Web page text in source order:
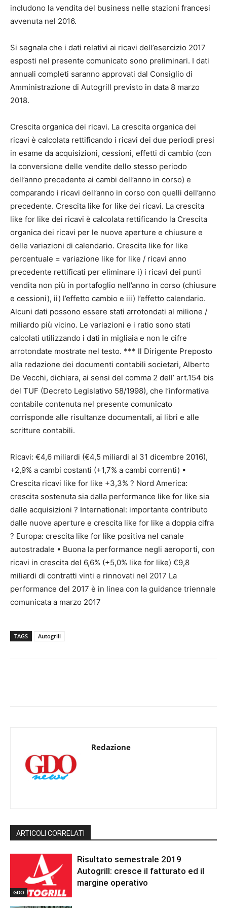
includono la vendita del business nelle stazioni francesi
avvenuta nel 2016.
Si segnala che i dati relativi ai ricavi dell’esercizio 2017
esposti nel presente comunicato sono preliminari. I dati
annuali completi saranno approvati dal Consiglio di
Amministrazione di Autogrill previsto in data 8 marzo
2018.
Crescita organica dei ricavi. La crescita organica dei
ricavi è calcolata rettificando i ricavi dei due periodi presi
in esame da acquisizioni, cessioni, effetti di cambio (con
la conversione delle vendite dello stesso periodo
dell’anno precedente ai cambi dell’anno in corso) e
comparando i ricavi dell’anno in corso con quelli dell’anno
precedente. Crescita like for like dei ricavi. La crescita
like for like dei ricavi è calcolata rettificando la Crescita
organica dei ricavi per le nuove aperture e chiusure e
delle variazioni di calendario. Crescita like for like
percentuale = variazione like for like / ricavi anno
precedente rettificati per eliminare i) i ricavi dei punti
vendita non più in portafoglio nell’anno in corso (chiusure
e cessioni), ii) l’effetto cambio e iii) l’effetto calendario.
Alcuni dati possono essere stati arrotondati al milione /
miliardo più vicino. Le variazioni e i ratio sono stati
calcolati utilizzando i dati in migliaia e non le cifre
arrotondate mostrate nel testo. *** Il Dirigente Preposto
alla redazione dei documenti contabili societari, Alberto
De Vecchi, dichiara, ai sensi del comma 2 dell’ art.154 bis
del TUF (Decreto Legislativo 58/1998), che l’informativa
contabile contenuta nel presente comunicato
corrisponde alle risultanze documentali, ai libri e alle
scritture contabili.
Ricavi: €4,6 miliardi (€4,5 miliardi al 31 dicembre 2016),
+2,9% a cambi costanti (+1,7% a cambi correnti) •
Crescita ricavi like for like +3,3% ? Nord America:
crescita sostenuta sia dalla performance like for like sia
dalle acquisizioni ? International: importante contributo
dalle nuove aperture e crescita like for like a doppia cifra
? Europa: crescita like for like positiva nel canale
autostradale • Buona la performance negli aeroporti, con
ricavi in crescita del 6,6% (+5,0% like for like) €9,8
miliardi di contratti vinti e rinnovati nel 2017 La
performance del 2017 è in linea con la guidance triennale
comunicata a marzo 2017
TAGS Autogrill
Redazione
ARTICOLI CORRELATI
GDO
Risultato semestrale 2019
Autogrill: cresce il fatturato ed il
margine operativo